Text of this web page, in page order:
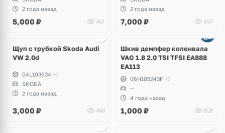
2 года назад
5,000 ₽ 461
2 года назад
7,000 ₽ 450
Щуп с трубкой Skoda Audi
VW 2.0d
04L103634 +1
SKODA
2 года назад
3,000 ₽ 468
Шкив демпфер коленвала
VAG 1.8 2.0 TSI TFSI EA888
EA113
06H105243F +7
~
4 года назад
1,000 ₽ 808